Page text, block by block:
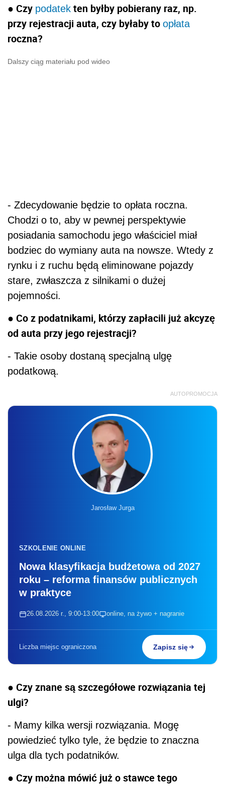
● Czy podatek ten byłby pobierany raz, np.
przy rejestracji auta, czy byłaby to opłata
roczna?
Dalszy ciąg materiału pod wideo
- Zdecydowanie będzie to opłata roczna.
Chodzi o to, aby w pewnej perspektywie
posiadania samochodu jego właściciel miał
bodziec do wymiany auta na nowsze. Wtedy z
rynku i z ruchu będą eliminowane pojazdy
stare, zwłaszcza z silnikami o dużej
pojemności.
● Co z podatnikami, którzy zapłacili już akcyzę
od auta przy jego rejestracji?
- Takie osoby dostaną specjalną ulgę
podatkową.
AUTOPROMOCJA
Jarosław Jurga
SZKOLENIE ONLINE
Nowa klasyfikacja budżetowa od 2027
roku – reforma finansów publicznych
w praktyce
26.08.2026 r., 9:00-13:00 online, na żywo + nagranie
Liczba miejsc ograniczona Zapisz się
● Czy znane są szczegółowe rozwiązania tej
ulgi?
- Mamy kilka wersji rozwiązania. Mogę
powiedzieć tylko tyle, że będzie to znaczna
ulga dla tych podatników.
● Czy można mówić już o stawce tego